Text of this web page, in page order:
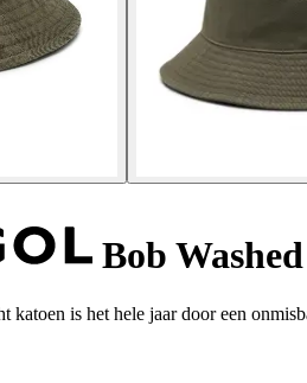
Bob Washed
is het hele jaar door een